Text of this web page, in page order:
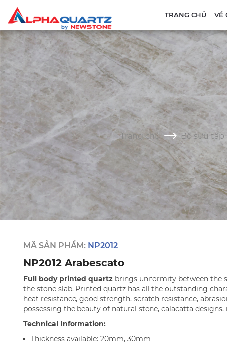
TRANG CHỦ VỀ
Trang chủ Bộ sưu tâp
MÃ SẢN PHẨM: NP2012
NP2012 Arabescato
Full body printed quartz brings uniformity between the
the stone slab. Printed quartz has all the outstanding
heat resistance, good strength, scratch resistance,
possessing the beauty of natural stone, calacatta designs,
Technical Information:
Thickness available: 20mm, 30mm